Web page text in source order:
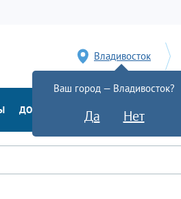
Владивосток
Ваш город — Владивосток?
Да Нет
ДОСТАВКА ДОКУМЕНТЫ